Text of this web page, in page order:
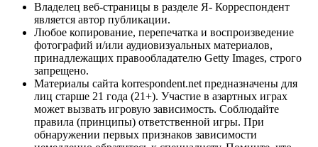
Владелец веб-страницы в разделе Я- Корреспондент
является автор публикации.
Любое копирование, перепечатка и воспроизведение
фотографий и/или аудиовизуальных материалов,
принадлежащих правообладателю Getty Images, строго
запрещено.
Материалы сайта korrespondent.net предназначены для
лиц старше 21 года (21+). Участие в азартных играх
может вызвать игровую зависимость. Соблюдайте
правила (принципы) ответственной игры. При
обнаружении первых признаков зависимости